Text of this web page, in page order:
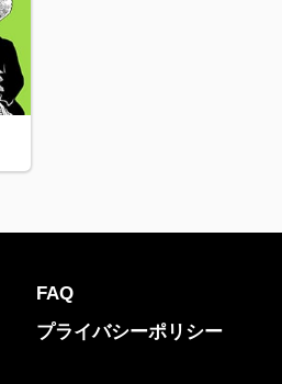
FAQ
プライバシーポリシー